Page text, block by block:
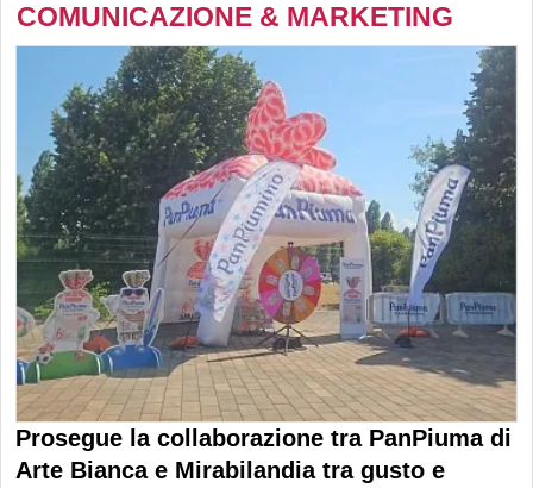
COMUNICAZIONE & MARKETING
Prosegue la collaborazione tra PanPiuma di
Arte Bianca e Mirabilandia tra gusto e